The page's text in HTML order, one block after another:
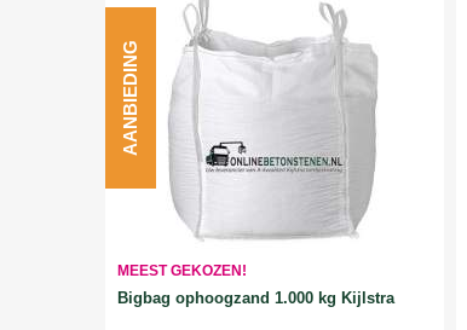
MEEST GEKOZEN!
Bigbag ophoogzand 1.000 kg Kijlstra
AANBIEDING